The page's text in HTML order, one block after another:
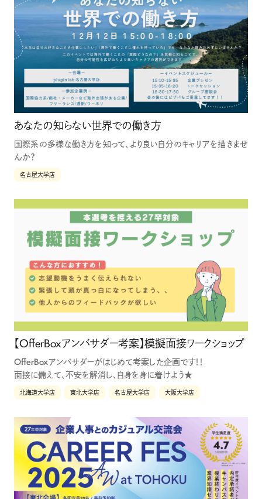
あなたの知らない世界での働き方
国際系の多様な働き方を知って、より良い自分のキャリアを描きませ
んか？
名古屋大学店
【OfferBoxアンバサダー考案】模擬面接ワークショップ
OfferBoxアンバサダーがはじめて考案した企画です！！
面接に備えて、不安を解消し、自身を身に着けよう★
北海道大学店 東北大学店 名古屋大学店 大阪大学店